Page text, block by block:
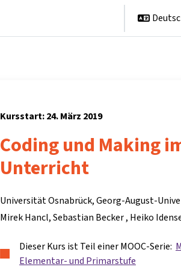
Kursstart: 24. März 2019
Coding und Making
Unterricht
Universität Osnabrück, Georg-August-
Mirek Hancl Sebastian Becker Heiko
Dieser Kurs ist Teil einer MOOC-Serie:
Elementar- und Primarstufe